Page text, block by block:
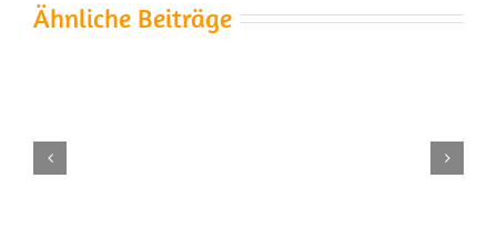
Ähnliche Beiträge